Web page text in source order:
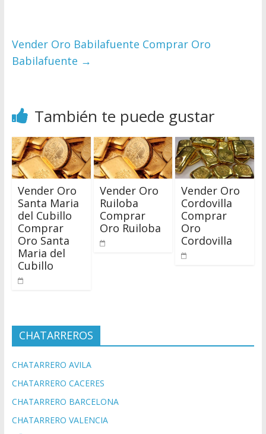
Vender Oro Babilafuente Comprar Oro
Babilafuente →
También te puede gustar
Vender Oro
Santa Maria
del Cubillo
Comprar
Oro Santa
Maria del
Cubillo
Vender Oro
Ruiloba
Comprar
Oro Ruiloba
Vender Oro
Cordovilla
Comprar
Oro
Cordovilla
CHATARREROS
CHATARRERO AVILA
CHATARRERO CACERES
CHATARRERO BARCELONA
CHATARRERO VALENCIA